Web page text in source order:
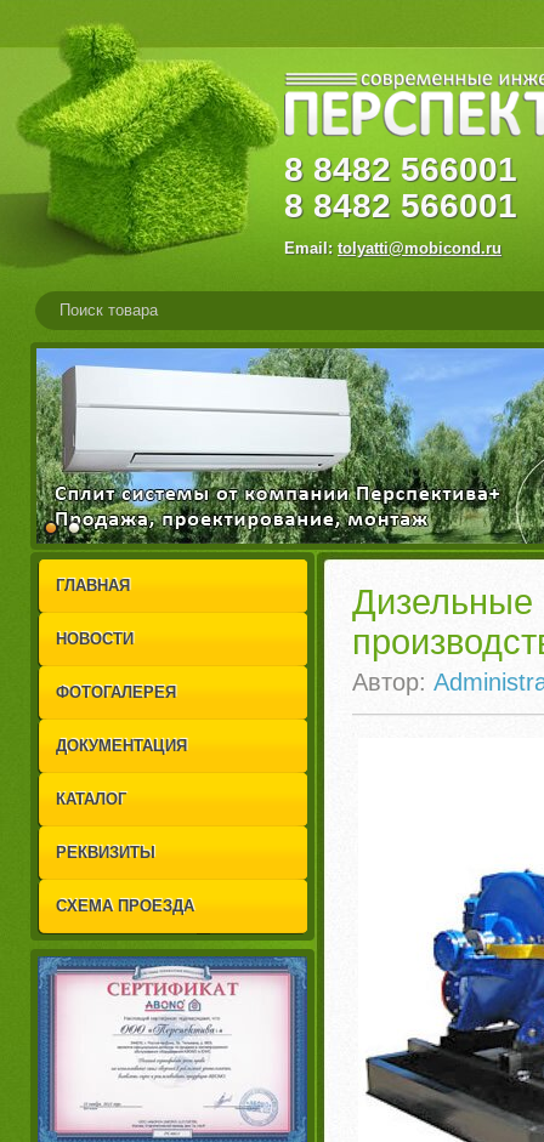
8 8482
8 8482 566001
Email: tolyatti@mobicond.ru
1
2
ГЛАВНАЯ
НОВОСТИ
ФОТОГАЛЕРЕЯ
ДОКУМЕНТАЦИЯ
КАТАЛОГ
РЕКВИЗИТЫ
СХЕМА ПРОЕЗДА
Автор: